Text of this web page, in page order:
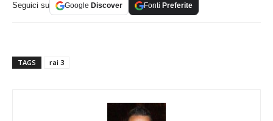
Seguici su Google Discover Fonti Preferite
TAGS rai 3